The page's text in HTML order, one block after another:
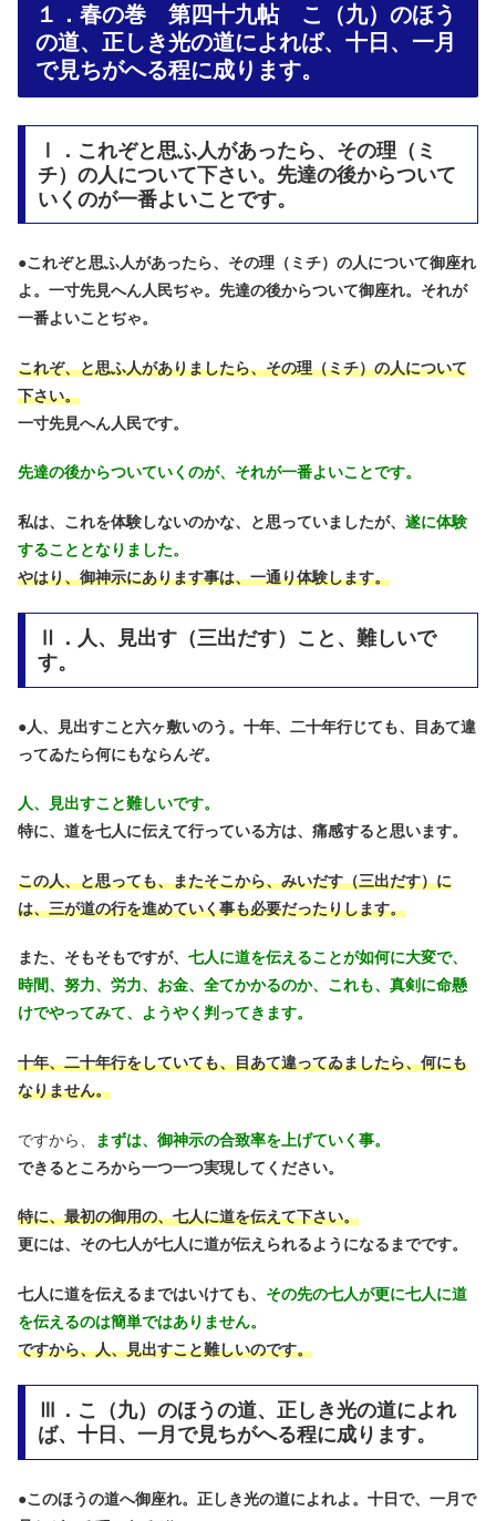
１．春の巻 第四十九帖 こ（九）のほう
の道、正しき光の道によれば、十日、一月
で見ちがへる程に成ります。
Ⅰ．これぞと思ふ人があったら、その理（ミ
チ）の人について下さい。先達の後からついて
いくのが一番よいことです。
●これぞと思ふ人があったら、その理（ミチ）の人について御座れ
よ。一寸先見へん人民ぢゃ。先達の後からついて御座れ。それが
一番よいことぢゃ。
これぞ、と思ふ人がありましたら、その理（ミチ）の人について
下さい。
一寸先見へん人民です。
先達の後からついていくのが、それが一番よいことです。
私は、これを体験しないのかな、と思っていましたが、 遂に体験
することとなりました。
やはり、御神示にあります事は、一通り体験します。
Ⅱ．人、見出す（三出だす）こと、難しいで
す。
●人、見出すこと六ヶ敷いのう。十年、二十年行じても、目あて違
ってゐたら何にもならんぞ。
人、見出すこと難しいです。
特に、道を七人に伝えて行っている方は、痛感すると思います。
この人、と思っても、またそこから、みいだす（三出だす）に
は、三が道の行を進めていく事も必要だったりします。
また、そもそもですが、 七人に道を伝えることが如何に大変で、
時間、努力、労力、お金、全てかかるのか、これも、真剣に命懸
けでやってみて、ようやく判ってきます。
十年、二十年行をしていても、目あて違ってゐましたら、何にも
なりません。
ですから、
まずは、御神示の合致率を上げていく事。
できるところから一つ一つ実現してください。
特に、最初の御用の、七人に道を伝えて下さい。
更には、その七人が七人に道が伝えられるようになるまでです。
七人に道を伝えるまではいけても、 その先の七人が更に七人に道
を伝えるのは簡単ではありません。
ですから、人、見出すこと難しいのです。
Ⅲ．こ（九）のほうの道、正しき光の道によれ
ば、十日、一月で見ちがへる程に成ります。
●このほうの道へ御座れ。正しき光の道によれよ。十日で、一月で